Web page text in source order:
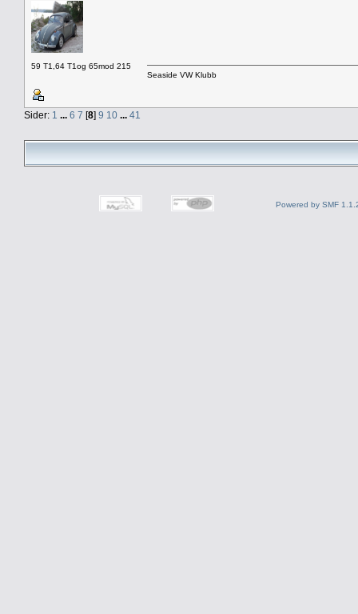
59 T1,64 T1og 65mod 215
Seaside VW Klubb
Sider: 1 ... 6 7 [8] 9 10 ... 41
Powered by SMF